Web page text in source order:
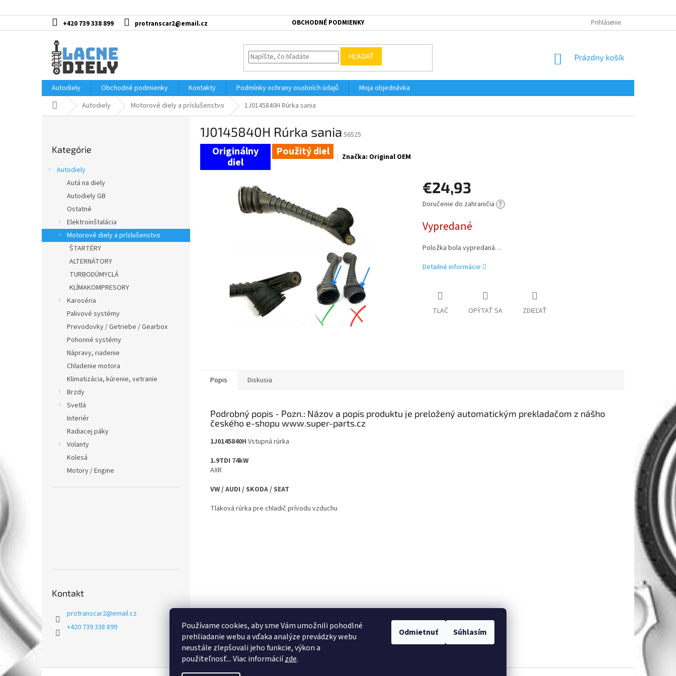
Používame cookies, aby sme Vám umožnili pohodlné
prehliadanie webu a vďaka analýze prevádzky webu
neustále zlepšovali jeho funkcie, výkon a
použiteľnosť... Viac informáciízde.
Odmietnuť Súhlasím
na
+420 739 338 899 protranscar2@email.cz OBCHODNÉ PODMIENKY Prihlásenie
HĽADAŤ
NÁKUPNÝ
Prázdny košík
Autodiely Obchodné podmienky Kontakty Podmínky ochrany osobních údajů
Moja objednávka
DomovAutodiely Motorové diely a príslušenstvo 1J0145840H Rúrka sania
kategórie
Kategórie
Autodiely
Autá na diely
Autodiely GB
Ostatné
Elektroinštalácia
Motorové diely a príslušenstvo
ŠTARTÉRY
ALTERNÁTORY
TURBODÚMYCLÁ
KLÍMAKOMPRESORY
Karoséria
Palivové systémy
Prevodovky / Getriebe / Gearbox
Pohonné systémy
Nápravy, riadenie
Chladenie motora
Klimatizácia, kúrenie, vetranie
Brzdy
Svetlá
Interiér
Radiacej páky
Volanty
Kolesá
Motory / Engine
Kontakt
protranscar2@email.cz
+420 739 338 899
1J0145840H Rúrka sania 56525
Použitý diel Značka: Original OEM
€24,93
Jednotková
Doručenie do zahraničia ?
Vypredané
Položka bola vypredaná…
Detailné informácie
TLAČ OPÝTAŤ SA ZDIEĽAŤ
Popis Diskusia
Podrobný popis
1J0145840H Vstupná rúrka
1.9TDI 74kW
AXR
VW / AUDI / SKODA / SEAT
Tlaková rúrka pre chladič prívodu vzduchu
Z